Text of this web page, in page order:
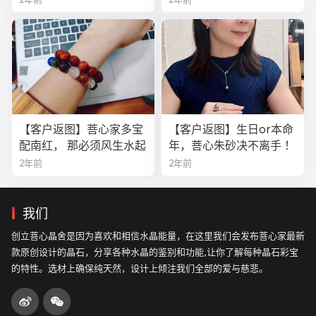
【客户返图】菩心家多宝
配南红， 那必须风生水起
2年前
【客户返图】生日or本命
年，菩心朱砂决不离手 ！
2年前
我们
创立菩心晶舍是因为喜欢和相信水晶能量，在这里我们会发布菩心家最新
款原创设计的晶石，分享各种水晶的鉴别和功能,让你了解每种晶石彩宝
的特性。选材上确保纯天然，设计上倾注我们全部的爱与慈悲。